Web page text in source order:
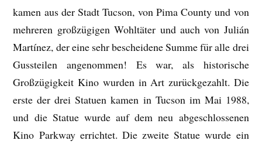
kamen aus der Stadt Tucson, von Pima County und von
mehreren großzügigen Wohltäter und auch von Julián
Martínez, der eine sehr bescheidene Summe für alle drei
Gussteilen angenommen! Es war, als historische
Großzügigkeit Kino wurden in Art zurückgezahlt. Die
erste der drei Statuen kamen in Tucson im Mai 1988,
und die Statue wurde auf dem neu abgeschlossenen
Kino Parkway errichtet. Die zweite Statue wurde ein